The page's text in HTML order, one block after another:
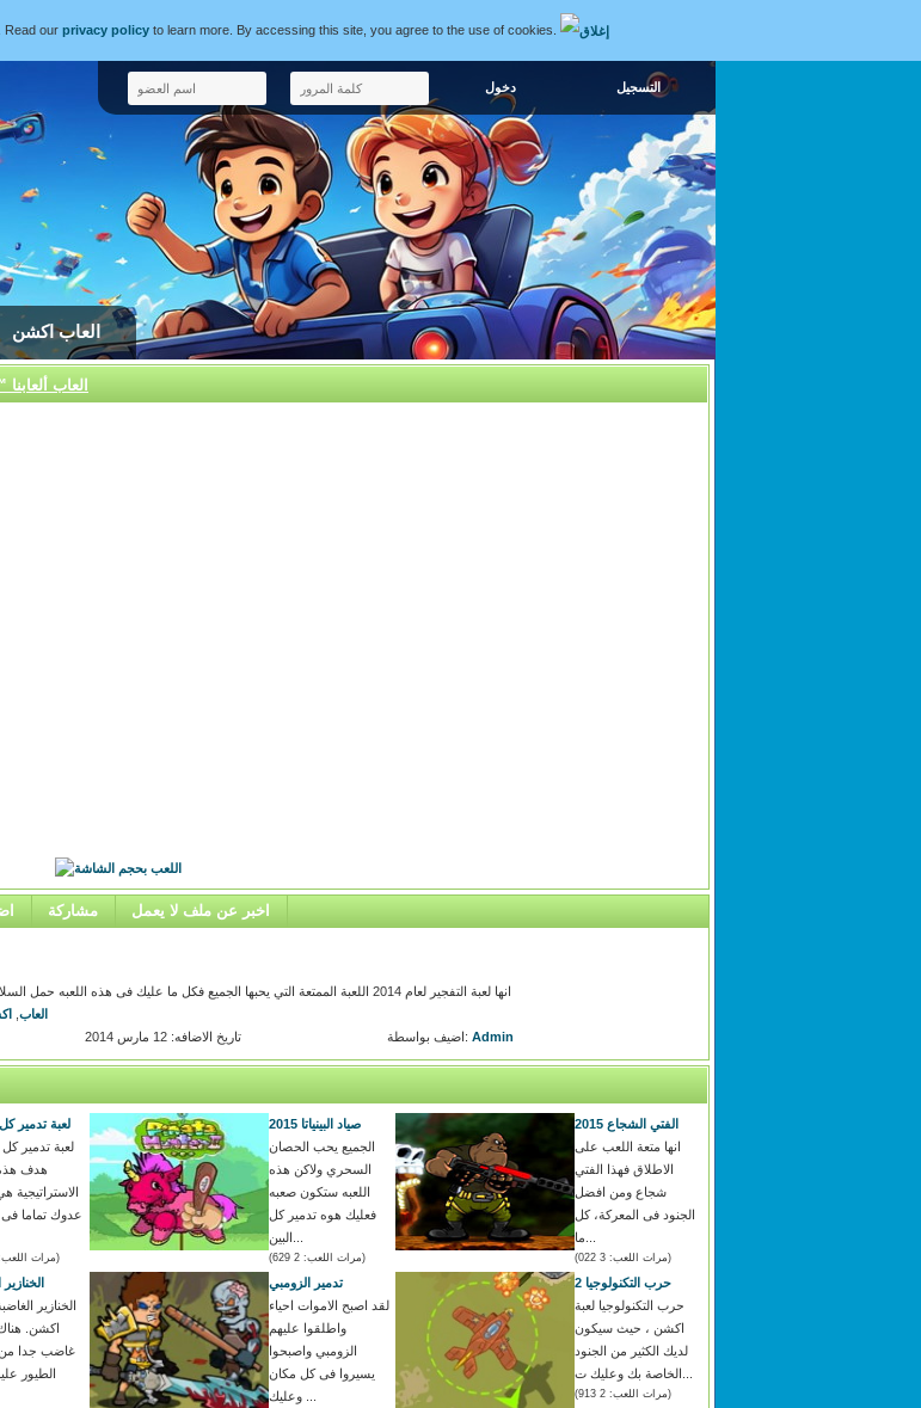
Read our privacy policyto learn more. By accessing this site, you agree to the use of cookies.
التسجيل
العاب اكشن
العاب
مشاركة اخبر عن ملف لا يعمل
انها لعبة التفجير لعام 2014 اللعبة الممتعة التي يحبها الجميع فكل ما عليك فى هذه اللعبه حمل السلاح وتفجير كل شئ من حولك وقتل اعدائك
العاب
تاريخ الاضافه: 12 مارس 2014 اضيف بواسطة: Admin
لعبة تدمير
هدف هذه
الاستراتيجية
عدوك تماما
(مرات اللعب: 3 677)
صياد البينياتا 2015
الجميع يحب الحصان
السحري ولاكن هذه
اللعبه ستكون صعبه
فعليك هوه تدمير كل
(مرات اللعب: 2 629)
الفتي الشجاع 2015
انها متعة اللعب على
الاطلاق فهذا الفتي
شجاع ومن افضل
الجنود فى المعركة، كل
(مرات اللعب: 3 022)
الخنازير
اكشن.
غاضب جدا
الطيور
تدمير الزومبي
لقد اصبح الاموات احياء
واطلقوا عليهم
الزومبي واصبحوا
يسيروا فى كل مكان
حرب التكنولوجيا 2
حرب التكنولوجيا لعبة
اكشن ، حيث سيكون
لديك الكثير من الجنود
(مرات اللعب: 2 913)